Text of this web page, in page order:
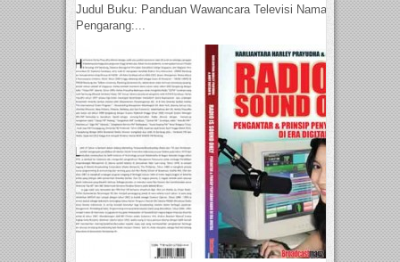
Judul Buku: Panduan Wawancara Televisi Nama
Pengarang:...